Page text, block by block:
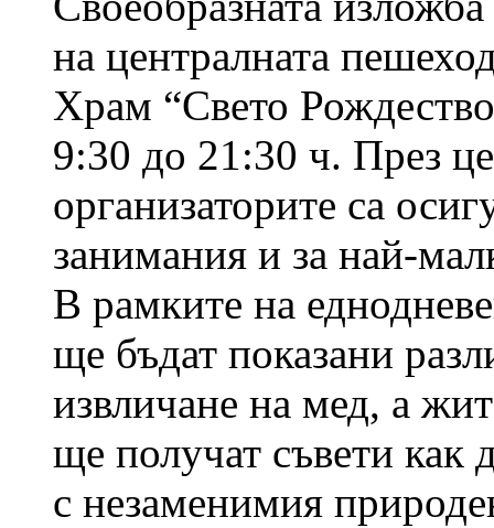
на централната
Храм “Свето
9:30 до 21:30 ч. През
организаторите са
занимания и за най-
В рамките на
ще бъдат показани
извличане на мед, а
ще получат съвети как
с незаменимия